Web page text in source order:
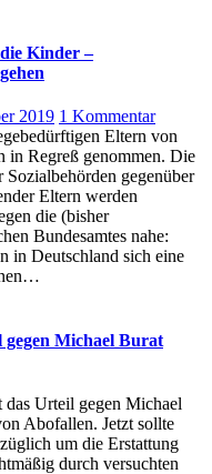
Kinder –
2019 1 Kommentarzu
der
Eltern:
die
Kinder
angehen
Eltern von
in Regreß genommen. Die
gegenüber
Eltern werden
die (bisher
Bundesamtes nahe:
in Deutschland sich eine
Michael Burat
Urteil gegen Michael
Abofallen. Jetzt sollte
um die Erstattung
durch versuchten